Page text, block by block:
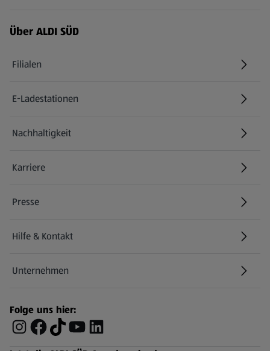
Über ALDI SÜD
Filialen
E-Ladestationen
Nachhaltigkeit
Karriere
Presse
Hilfe & Kontakt
(öffnet in einem neuen Tab)
Unternehmen
Folge uns hier: